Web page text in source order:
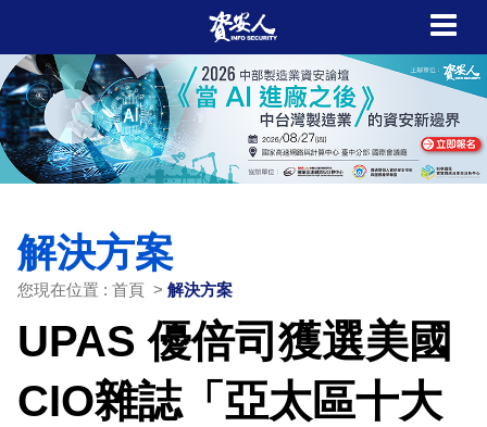
解決方案
您現在位置 : 首頁 > 解決方案
UPAS 優倍司獲選美國
CIO雜誌「亞太區十大